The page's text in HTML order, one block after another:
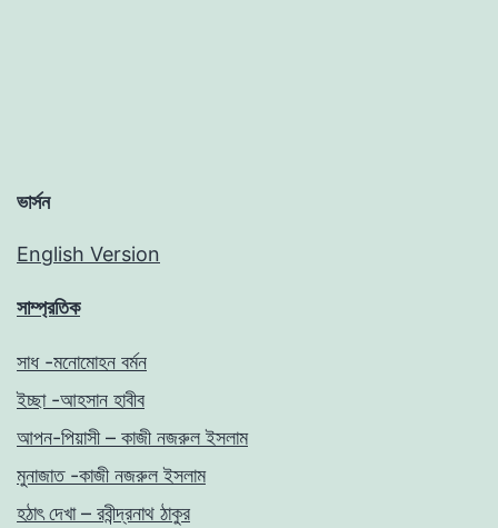
ভার্সন
English Version
সাম্প্রতিক
সাধ -মনোমোহন বর্মন
ইচ্ছা -আহসান হাবীব
আপন-পিয়াসী – কাজী নজরুল ইসলাম
মুনাজাত -কাজী নজরুল ইসলাম
হঠাৎ দেখা – রবীন্দ্রনাথ ঠাকুর